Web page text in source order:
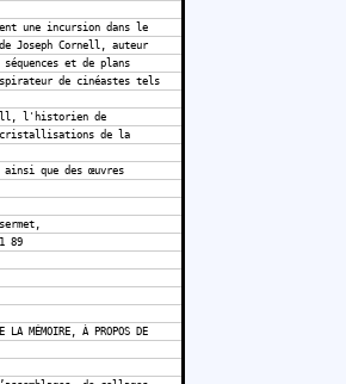
une incursion dans le
Joseph Cornell, auteur
et de plans
de cinéastes tels
l'historien de
cristallisations de la
que des œuvres
89
MÉMOIRE, À PROPOS DE